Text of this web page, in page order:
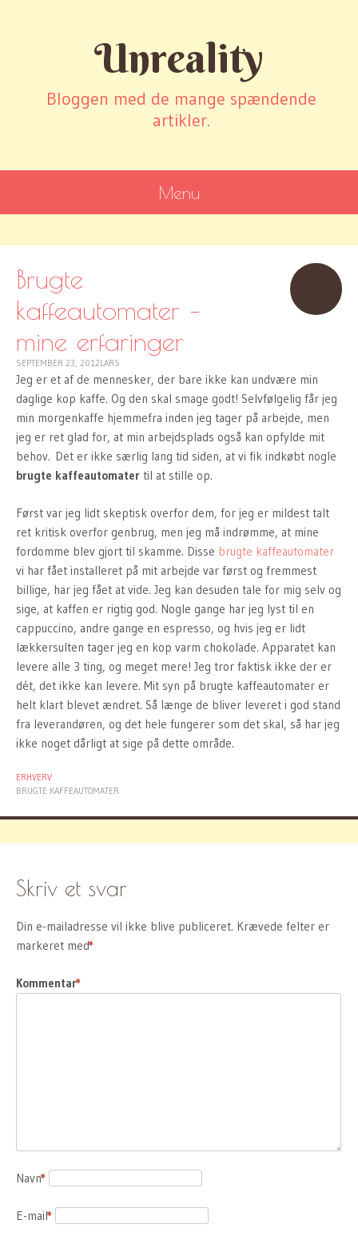
Unreality
Bloggen med de mange spændende
artikler.
Menu
CONTENT
Brugte
kaffeautomater –
mine erfaringer
SEPTEMBER 23, 2012LARS
Jeg er et af de mennesker, der bare ikke kan undvære min
daglige kop kaffe. Og den skal smage godt! Selvfølgelig får jeg
min morgenkaffe hjemmefra inden jeg tager på arbejde, men
jeg er ret glad for, at min arbejdsplads også kan opfylde mit
behov. Det er ikke særlig lang tid siden, at vi fik indkøbt nogle
brugte kaffeautomater til at stille op.
Først var jeg lidt skeptisk overfor dem, for jeg er mildest talt
ret kritisk overfor genbrug, men jeg må indrømme, at mine
fordomme blev gjort til skamme. Disse brugte kaffeautomater
vi har fået installeret på mit arbejde var først og fremmest
billige, har jeg fået at vide. Jeg kan desuden tale for mig selv og
sige, at kaffen er rigtig god. Nogle gange har jeg lyst til en
cappuccino, andre gange en espresso, og hvis jeg er lidt
lækkersulten tager jeg en kop varm chokolade. Apparatet kan
levere alle 3 ting, og meget mere! Jeg tror faktisk ikke der er
dét, det ikke kan levere. Mit syn på brugte kaffeautomater er
helt klart blevet ændret. Så længe de bliver leveret i god stand
fra leverandøren, og det hele fungerer som det skal, så har jeg
ikke noget dårligt at sige på dette område.
ERHVERV
BRUGTE KAFFEAUTOMATER
Skriv et svar
Din e-mailadresse vil ikke blive publiceret. Krævede felter er
markeret med
*
Kommentar
*
Navn
*
E-mail
*